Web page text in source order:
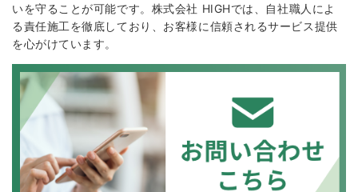
いを守ることが可能です。株式会社 HIGHでは、自社職人によ
る責任施工を徹底しており、お客様に信頼されるサービス提供
を心がけています。